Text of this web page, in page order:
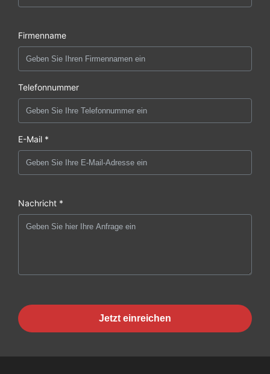
Firmenname
Telefonnummer
E-Mail *
Nachricht *
Jetzt einreichen